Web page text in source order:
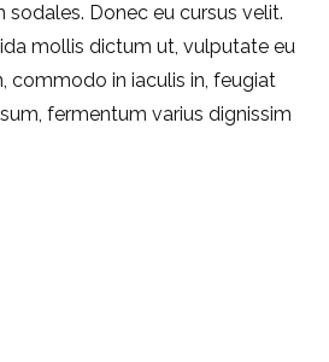
Donec eu cursus velit.
mollis dictum ut, vulputate eu
commodo in iaculis in, feugiat
fermentum varius dignissim